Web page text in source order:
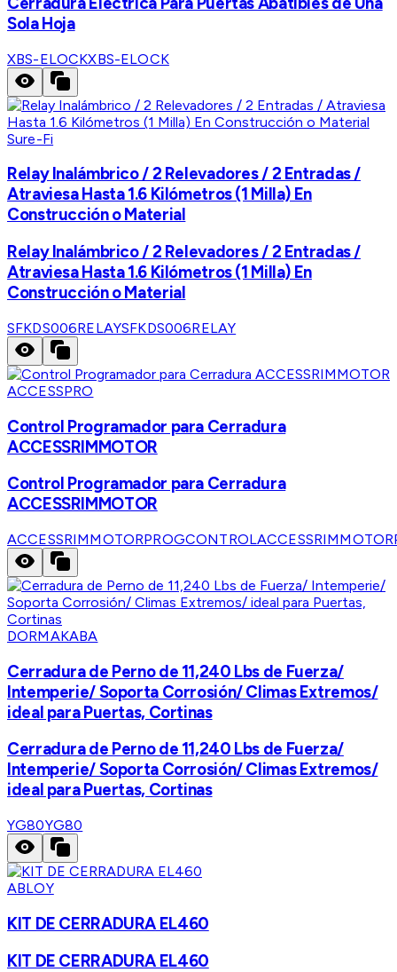
Sola Hoja
XBS-ELOCKXBS-ELOCK
Sure-Fi
Relay Inalámbrico / 2 Relevadores / 2 Entradas /
Atraviesa Hasta 1.6 Kilómetros (1 Milla) En
Construcción o Material
Relay Inalámbrico / 2 Relevadores / 2 Entradas /
Atraviesa Hasta 1.6 Kilómetros (1 Milla) En
Construcción o Material
SFKDS006RELAYSFKDS006RELAY
ACCESSPRO
Control Programador para Cerradura
ACCESSRIMMOTOR
Control Programador para Cerradura
ACCESSRIMMOTOR
ACCESSRIMMOTORPROGCONTROL
DORMAKABA
Cerradura de Perno de 11,240 Lbs de Fuerza/
Intemperie/ Soporta Corrosión/ Climas Extremos/
ideal para Puertas, Cortinas
Cerradura de Perno de 11,240 Lbs de Fuerza/
Intemperie/ Soporta Corrosión/ Climas Extremos/
ideal para Puertas, Cortinas
YG80YG80
ABLOY
KIT DE CERRADURA EL460
KIT DE CERRADURA EL460